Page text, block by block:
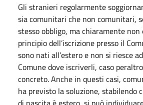
Gli stranieri regolarmente
sia comunitari che non comunitari,
stesso obbligo, ma chiaramente non
principio dell’iscrizione presso il
sono nati all’estero e non si riesce
Comune dove iscriverli, caso
concreto. Anche in questi casi,
ha previsto la soluzione, stabilendo